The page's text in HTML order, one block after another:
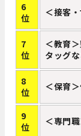
6
位
＜接客
7
位
＜教育
タッグ
8
位
＜保育
9
位
＜専門